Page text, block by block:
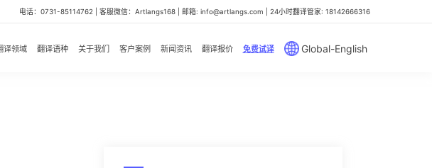
电话：0731-85114762 | 客服微信：Artlangs168 | 邮箱: info@artlangs.com | 24小时翻译管家: 18142666316
译领域 翻译语种 关于我们 客户案例 新闻资讯 翻译报价 免费试译 Global-English